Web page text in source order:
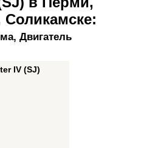
Соликамске:
Двигатель
IV (SJ)